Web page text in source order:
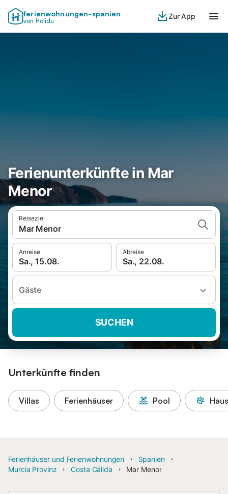
ferienwohnungen-spanien
von Holidu
Zur App
Ferienunterkünfte in Mar
Menor
Reiseziel
Mar Menor
Anreise
Sa., 15.08.
Abreise
Sa., 22.08.
Gäste
SUCHEN
Unterkünfte finden
Villas Ferienhäuser Pool
Ferienhäuser und Ferienwohnungen
Spanien
Murcia Provinz
Costa Cálida Mar Menor